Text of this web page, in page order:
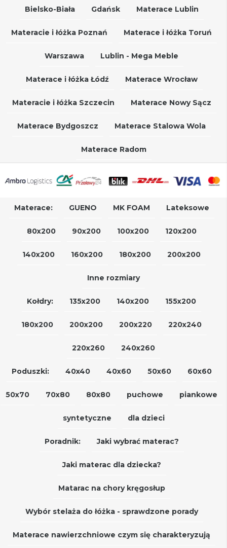
Bielsko-Biała Gdańsk Materace Lublin
Materacie i łóżka Poznań Materace i łóżka Toruń
Warszawa Lublin - Mega Meble
Materace i łóżka Łódź Materace Wrocław
Materacie i łóżka Szczecin Materace Nowy Sącz
Materace Bydgoszcz Materace Stalowa Wola
Materace Radom
Materace: GUENO MK FOAM Lateksowe
80x200 90x200 100x200 120x200
140x200 160x200 180x200 200x200
Inne rozmiary
Kołdry: 135x200 140x200 155x200
180x200 200x200 200x220 220x240
220x260 240x260
Poduszki: 40x40 40x60 50x60 60x60
50x70 70x80 80x80 puchowe piankowe
syntetyczne dla dzieci
Poradnik: Jaki wybrać materac?
Jaki materac dla dziecka?
Matarac na chory kręgosłup
Wybór stelaża do łóżka - sprawdzone porady
Materace nawierzchniowe czym się charakteryzują